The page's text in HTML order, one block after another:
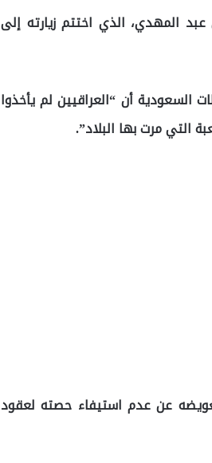
المهدي، الذي اختتم زيارته إلى
السعودية أن “العراقيين لم يأخذوا
التي مرت بها البلاد”.
عن عدم استيفاء حصته لعقود